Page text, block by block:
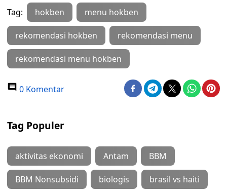
Tag: hokben menu hokben
rekomendasi hokben rekomendasi menu
rekomendasi menu hokben
0 Komentar
Tag Populer
aktivitas ekonomi Antam BBM
BBM Nonsubsidi biologis brasil vs haiti